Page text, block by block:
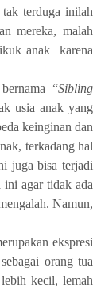
terduga inilah
mereka, malah
anak
karena
“Sibling
usia anak yang
keinginan dan
terkadang hal
juga bisa terjadi
ini agar tidak ada
Namun,
ekspresi
orang tua
kecil, lemah